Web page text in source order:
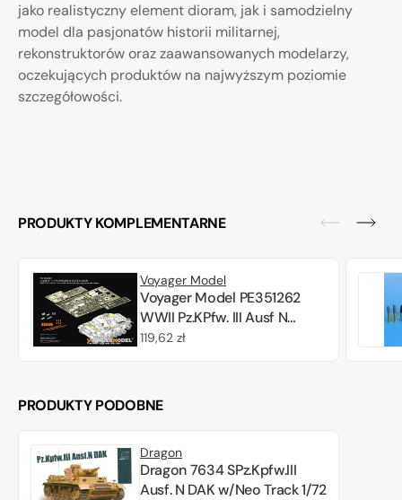
jako realistyczny element dioram, jak i samodzielny
model dla pasjonatów historii militarnej,
rekonstruktorów oraz zaawansowanych modelarzy,
oczekujących produktów na najwyższym poziomie
szczegółowości.
PRODUKTY KOMPLEMENTARNE
Voyager Model
Voyager Model PE351262
WWII Pz.KPfw. III Ausf N
Africa troop upgrade set
Cena
119,62 zł
PRODUKTY PODOBNE
Dragon
Dragon 7634 SPz.Kpfw.III
Ausf. N DAK w/Neo Track 1/72